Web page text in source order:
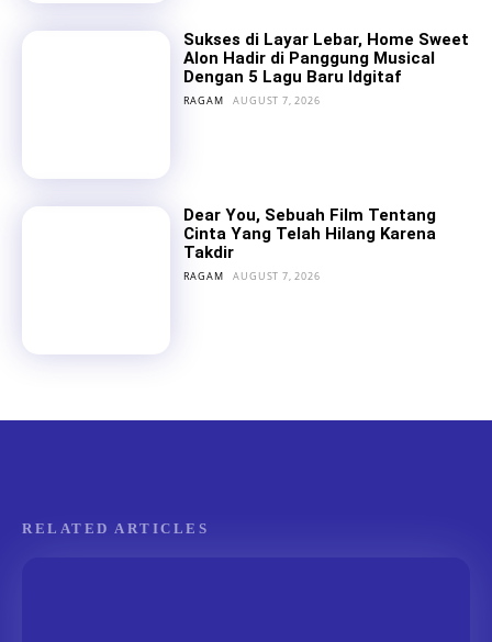
Sukses di Layar Lebar, Home Sweet
Alon Hadir di Panggung Musical
Dengan 5 Lagu Baru Idgitaf
RAGAM AUGUST 7, 2026
Dear You, Sebuah Film Tentang
Cinta Yang Telah Hilang Karena
Takdir
RAGAM AUGUST 7, 2026
RELATED ARTICLES